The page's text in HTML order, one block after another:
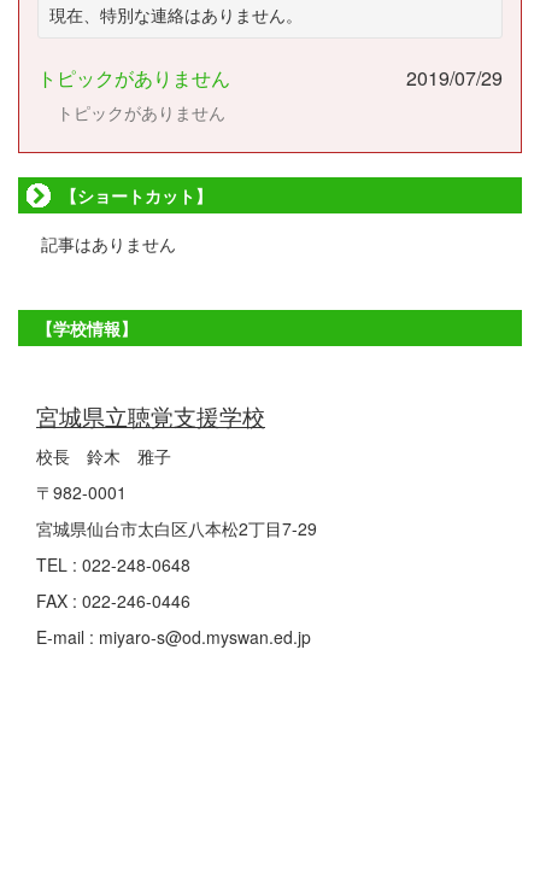
現在、特別な連絡はありません。
トピックがありません 2019/07/29
トピックがありません
【ショートカット】
記事はありません
【学校情報】
宮城県立聴覚支援学校
校長 鈴木 雅子
〒982-0001
宮城県仙台市太白区八本松2丁目7-29
TEL : 022-248-0648
FAX : 022-246-0446
E-mail : miyaro-s@od.myswan.ed.jp